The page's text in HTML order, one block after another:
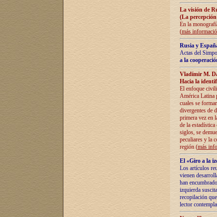
La visión de
(La
En la
(más
Rusia y
Actas del
a la
Vladímir M.
Hacia la
El enfoque
América Latina
cuales se
divergentes de
primera vez en
de la
siglos, se
peculiares y la
región (más
El «Giro a la
Los artículos
vienen
han
izquierda
recopilación
lector